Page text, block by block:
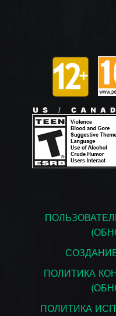
ПОЛИТИКА
ПОЛИТИКА